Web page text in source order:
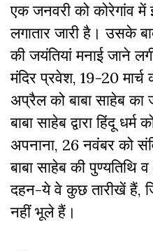
एक जनवरी को कोरेगांव में
लगातार जारी है। उसके
की जयंतियां मनाई जाने
मंदिर प्रवेश, 19-20 मार्च
अप्रैल को बाबा साहेब
बाबा साहेब द्वारा हिंदू धर्म
अपनाना, 26 नवंबर को
बाबा साहेब की पुण्यतिथि
दहन-ये वे कुछ तारीखें हैं,
नहीं भूले हैं।